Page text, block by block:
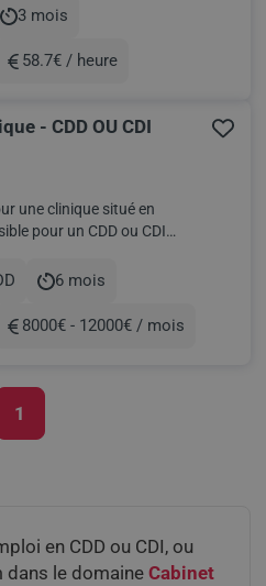
vos compétences et vos envies!
Durée
3 mois
Rémunération
58.7€ / heure
- CDD OU CDI
une clinique situé en
Durée
6 mois
Rémunération
8000€ - 12000€ / mois
1
en CDD ou CDI, ou
dans le domaine Cabinet